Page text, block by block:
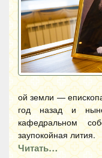
ой земли —
год назад и
кафедральном
заупокойная лития.
Читать…